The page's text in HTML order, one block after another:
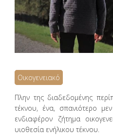
Οικογενειακό
Πλην της διαδεδομένης
τέκνου, ένα, σπανιότερο
ενδιαφέρον ζήτημα
υιοθεσία ενήλικου τέκνου.